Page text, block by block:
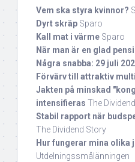
Vem ska styra kvinnor?
Dyrt skräp Sparo
Kall mat i värme Sparo
När man är en glad
Några snabba: 29 juli
Förvärv till attraktiv
Jakten på minskad
intensifieras The
Stabil rapport när
The Dividend Story
Hur fungerar mina
Utdelningssmålänningen